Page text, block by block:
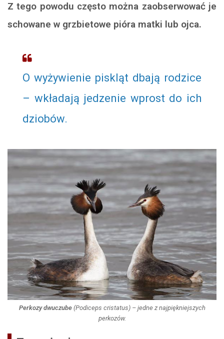
Z tego powodu często można zaobserwować je
schowane w grzbietowe pióra matki lub ojca.
O wyżywienie piskląt dbają rodzice
– wkładają jedzenie wprost do ich
dziobów.
Perkozy dwuczube(Podiceps cristatus) – jedne z najpiękniejszych
perkozów.